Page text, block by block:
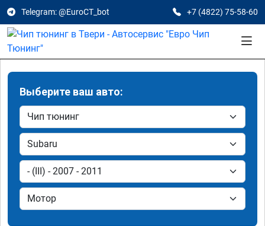
Telegram: @EuroCT_bot +7 (4822) 75-58-60
Выберите ваш авто: